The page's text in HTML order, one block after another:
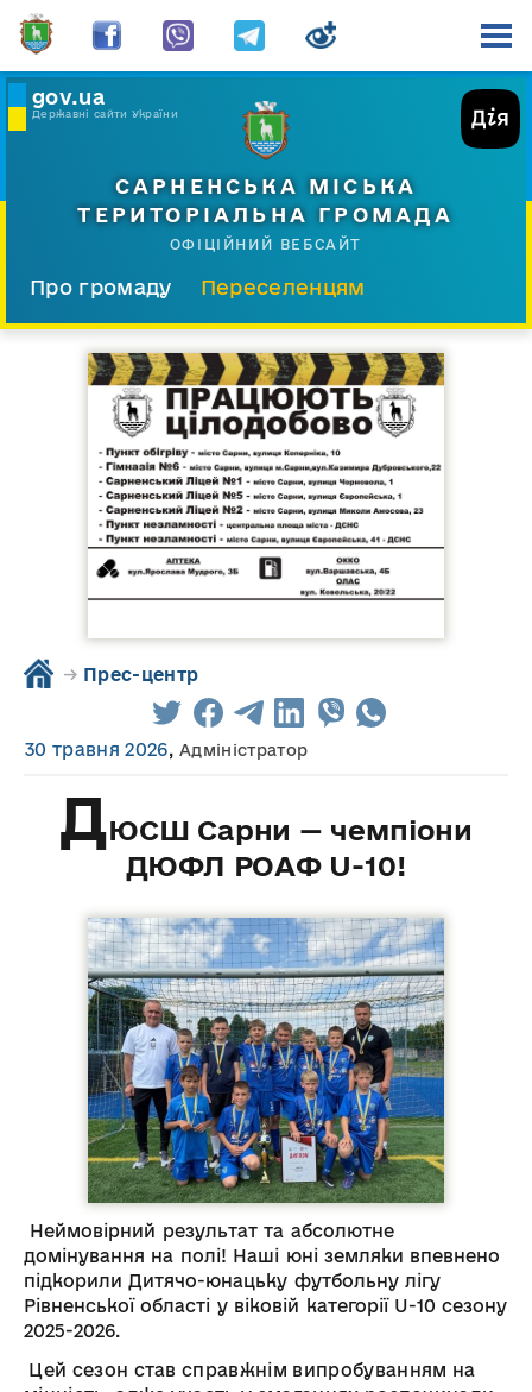
gov.ua
Державні сайти України
САРНЕНСЬКА МІСЬКА
ТЕРИТОРІАЛЬНА ГРОМАДА
ОФІЦІЙНИЙ ВЕБСАЙТ
Про громаду
Переселенцям
Прес-центр
→ Прес-центр
30 травня 2026,Адміністратор
ДЮСШ Сарни — чемпіони
ДЮФЛ РОАФ U-10!
Неймовірний результат та абсолютне
домінування на полі! Наші юні земляки впевнено
підкорили Дитячо-юнацьку футбольну лігу
Рівненської області у віковій категорії U-10 сезону
2025-2026.
Цей сезон став справжнім випробуванням на